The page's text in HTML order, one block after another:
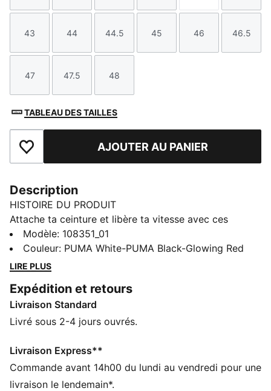
Taille
43
Taille
44
Taille
44.5
Taille
45
Taille
46
Taille
46.5
Taille
47
Taille
47.5
Taille
48
TABLEAU DES TAILLES
Ajouter aux favorisAJOUTER AU PANIER
Description
HISTOIRE DU PRODUIT
Attache ta ceinture et libère ta vitesse avec ces
chaussures de football légères. Un vrai cadeau ! Elles
sont dotées d'une tige en mesh, du revêtement
GripControl pour un contrôle optimal ballon et d'une
terrains fermes et synthétiques. Cette paire ornée du
logo PUMA présente des renforts intégrés, pour une
agilité déconcertante sur le terrain. Tu es inarrêtable.
CARACTÉRISTIQUES + AVANTAGES
Tige fabriquée avec au moins 50 % de matériaux
recyclés
Modèle: 108351_01
Couleur: PUMA White-PUMA Black-Glowing Red
LIRE PLUS
Expédition et retours
Livraison Standard
Livré sous 2-4 jours ouvrés.
Livraison Express**
Commande avant 14h00 du lundi au vendredi pour une
livraison le lendemain*.